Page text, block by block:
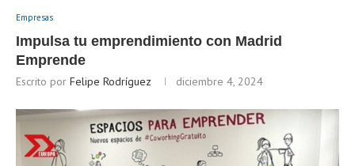
Empresas
Impulsa tu emprendimiento con Madrid
Emprende
Escrito por Felipe Rodríguez diciembre 4, 2024